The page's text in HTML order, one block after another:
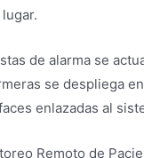
de alarma se
se despliega
enlazadas al
Remoto de